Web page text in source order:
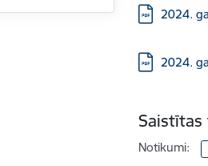
2024.
2024.
Saistītas
Notikumi: